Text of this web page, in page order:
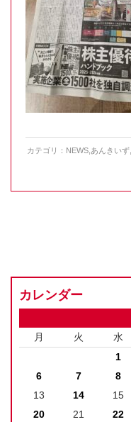
カテゴリ： NEWS あんきいず
カレンダー
月
火 水
1
6
7 8
13
14 15
20
21 22